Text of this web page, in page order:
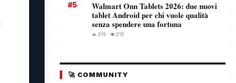
#5
Walmart Onn Tablets 2026: due nuovi
tablet Android per chi vuole qualità
senza spendere una fortuna
🔥 215 · 👁️ 215
🚀 COMMUNITY